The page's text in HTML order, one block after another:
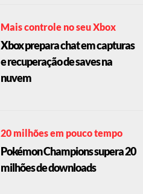
Mais controle no seu Xbox
Xbox prepara chat em capturas
e recuperação de saves na
nuvem
20 milhões em pouco tempo
Pokémon Champions supera 20
milhões de downloads